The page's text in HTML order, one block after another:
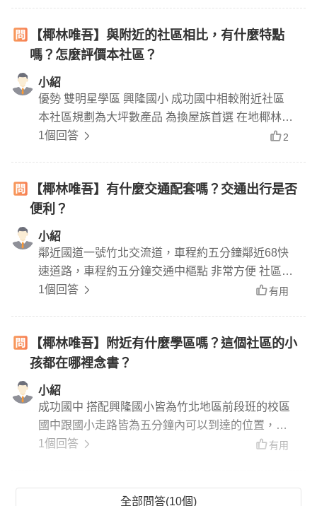
【椰林唯吾】與附近的社區相比，有什麼特點
嗎？怎麼評價本社區？
小紹
優勢 雙明星學區 興隆國小 成功國中相較附近社區
本社區規劃為大坪數產品 為換屋族首選 在地椰林建
設 品質優
1個回答 2
【椰林唯吾】有什麼交通配套嗎？交通出行是否
便利？
小紹
鄰近國道一號竹北交流道，車程約五分鐘鄰近68快
速道路，車程約五分鐘交通中樞點 非常方便 社區旁
臨路皆為雙線道
1個回答 有用
【椰林唯吾】附近有什麼學區嗎？這個社區的小
孩都在哪裡念書？
小紹
成功國中 搭配興隆國小皆為竹北地區前段班的校區
國中跟國小走路皆為五分鐘內可以到達的位置，位
置點佳
1個回答 有用
全部問答(10個)